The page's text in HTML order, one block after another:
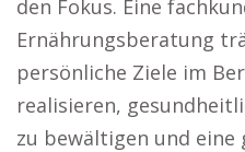
den Fokus. Eine
Ernährungsberatung
persönliche Ziele im
realisieren,
zu bewältigen und eine